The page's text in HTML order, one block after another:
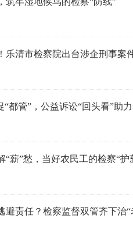
乐清市检察院出台涉企刑事案
“都管”，公益诉讼“回头看”助
“薪”愁，当好农民工的检察“护
避责任？检察监督双管齐下治“